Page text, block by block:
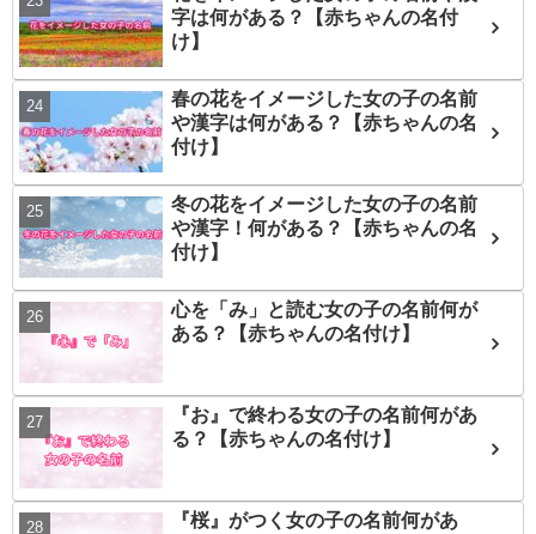
字は何がある？【赤ちゃんの名付
け】
春の花をイメージした女の子の名前
や漢字は何がある？【赤ちゃんの名
付け】
冬の花をイメージした女の子の名前
や漢字！何がある？【赤ちゃんの名
付け】
心を「み」と読む女の子の名前何が
ある？【赤ちゃんの名付け】
『お』で終わる女の子の名前何があ
る？【赤ちゃんの名付け】
『桜』がつく女の子の名前何があ